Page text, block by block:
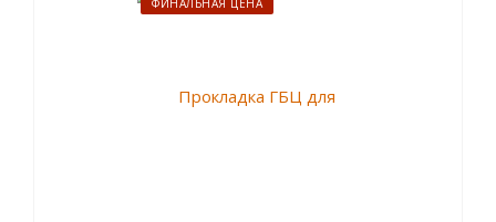
ФИНАЛЬНАЯ ЦЕНА